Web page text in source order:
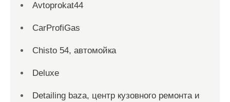
Avtoprokat44
CarProfiGas
Chisto 54, автомойка
Deluxe
Detailing baza, центр кузовного ремонта и